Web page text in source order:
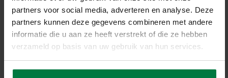
partners voor social media, adverteren en analyse. Deze
partners kunnen deze gegevens combineren met andere
informatie die u aan ze heeft verstrekt of die ze hebben
verzameld op basis van uw gebruik van hun services.
hoogpolig vloerkleed
Ross 13 - Rond hoogpolig
vloerkleed
op voorraad
★★★★ ★